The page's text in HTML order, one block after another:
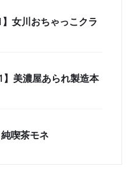
】女川おちゃっこクラ
】美濃屋あられ製造本
喫茶モネ